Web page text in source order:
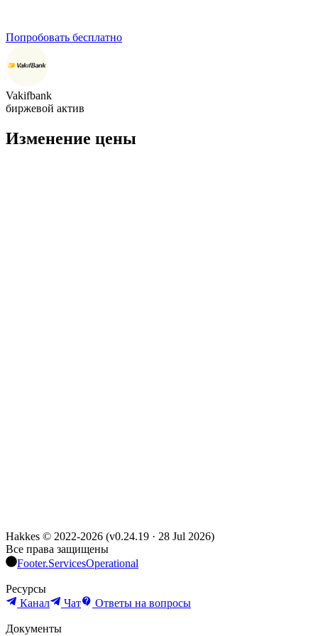
Попробовать бесплатно
Vakifbank
биржевой актив
Изменение цены
Hakkes © 2022-2026 (v0.24.19 · 28 Jul 2026)
Все права защищены
Footer.ServicesOperational
Ресурсы
Канал
Чат Ответы на вопросы
Документы